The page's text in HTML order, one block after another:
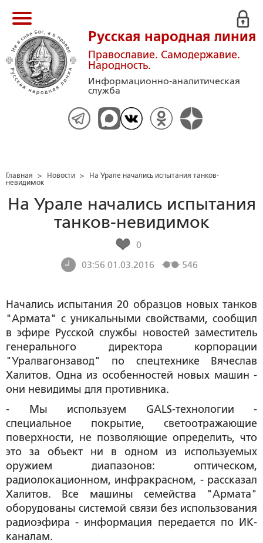
Русская народная линия
Православие. Самодержавие.
Народность.
Информационно-аналитическая
служба
Главная > Новости >
На Урале начались испытания танков-
невидимок
На Урале начались испытания
танков-невидимок
0
03:56 01.03.2016
546
Начались испытания 20 образцов новых танков
"Армата" с уникальными свойствами, сообщил
в эфире Русской службы новостей заместитель
генерального директора корпорации
"Уралвагонзавод" по спецтехнике Вячеслав
Халитов. Одна из особенностей новых машин -
они невидимы для противника.
- Мы используем GALS-технологии -
специальное покрытие, светоотражающие
поверхности, не позволяющие определить, что
это за объект ни в одном из используемых
оружием диапазонов: оптическом,
радиолокационном, инфракрасном, - рассказал
Халитов. Все машины семейства "Армата"
оборудованы системой связи без использования
радиоэфира - информация передается по ИК-
каналам.